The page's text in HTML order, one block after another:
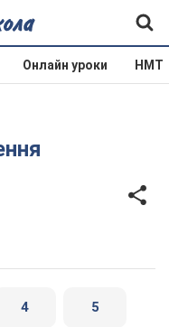
Онлайн уроки НМТ
4 5